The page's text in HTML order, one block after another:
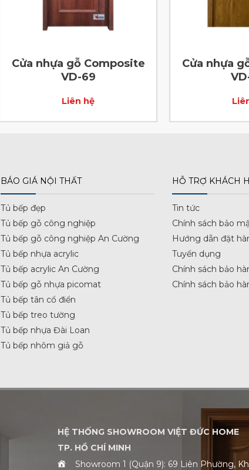
Cửa nhựa gỗ Composite
VD-69
Liên hệ
Cửa nhựa
BÁO GIÁ NỘI THẤT
Tủ bếp đẹp
Tủ bếp gỗ công nghiệp
Tủ bếp gỗ công nghiệp An Cường
Tủ bếp nhựa acrylic
Tủ bếp acrylic An Cường
Tủ bếp gỗ nhựa picomat
Tủ bếp tân cổ điển
Tủ bếp treo tường
Tủ bếp nhựa Đài Loan
Tủ bếp nhôm giả gỗ
HỖ TRỢ KHÁCH
Tin tức
Chính sách bảo
Hướng dẫn đặt
Tuyển dụng
Chính sách bảo
Chính sách bảo
HỆ THỐNG SHOWROOM VIỆT ĐỨC HOME
TP. HỒ CHÍ MINH
Showroom 1 (Quận 9): 69 Liên Phường,